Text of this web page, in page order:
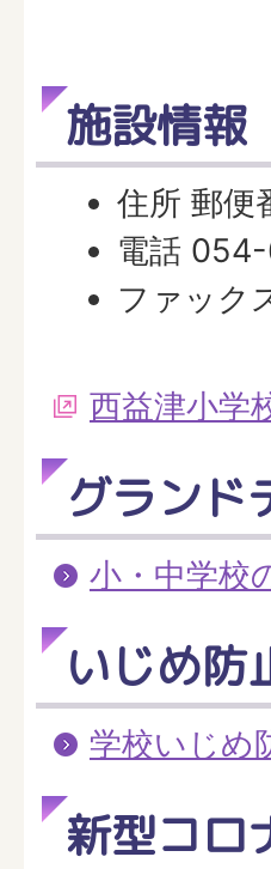
施設情報
住所 郵便
電話
ファック
西益津小学
グランド
小・中学校
いじめ防
学校いじめ
新型コロ